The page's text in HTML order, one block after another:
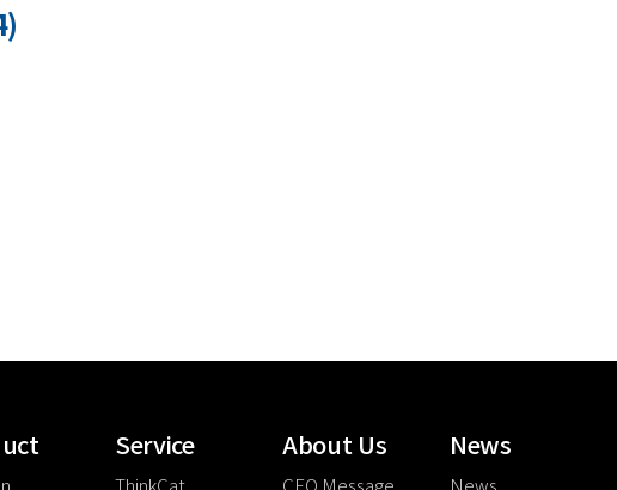
Service
ThinkCat
About Us
CEO Message
News
News